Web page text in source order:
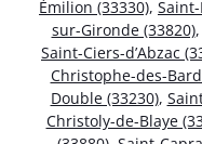
Émilion (33330),
sur-Gironde (33820),
Saint-Ciers-d’Abzac
Christophe-des-
Double (33230),
Christoly-de-Blaye